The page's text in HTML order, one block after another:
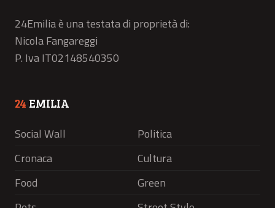
24Emilia è una testata di proprietà di:
Nicola Fangareggi
P. Iva IT02148540350
24 EMILIA
Social Wall
Politica
Cronaca
Cultura
Food
Green